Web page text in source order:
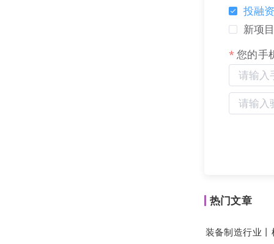
营销枢纽
功能，发挥
数据分析等
服”全流程业
投融
新项
您的手
热门文章
装备制造行业